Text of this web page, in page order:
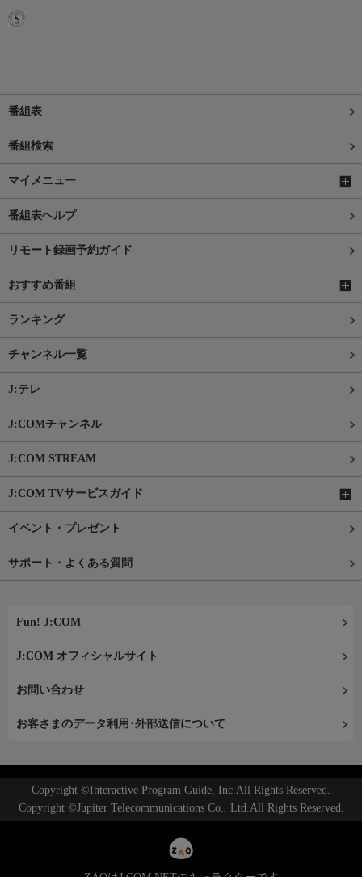
番組表
番組検索
マイメニュー
番組表ヘルプ
リモート録画予約ガイド
おすすめ番組
ランキング
チャンネル一覧
J:テレ
J:COMチャンネル
J:COM STREAM
J:COM TVサービスガイド
イベント・プレゼント
サポート・よくある質問
Fun! J:COM
J:COM オフィシャルサイト
お問い合わせ
お客さまのデータ利用･外部送信について
Copyright ©Interactive Program Guide, Inc.All Rights Reserved.
Copyright ©Jupiter Telecommunications Co., Ltd.All Rights Reserved.